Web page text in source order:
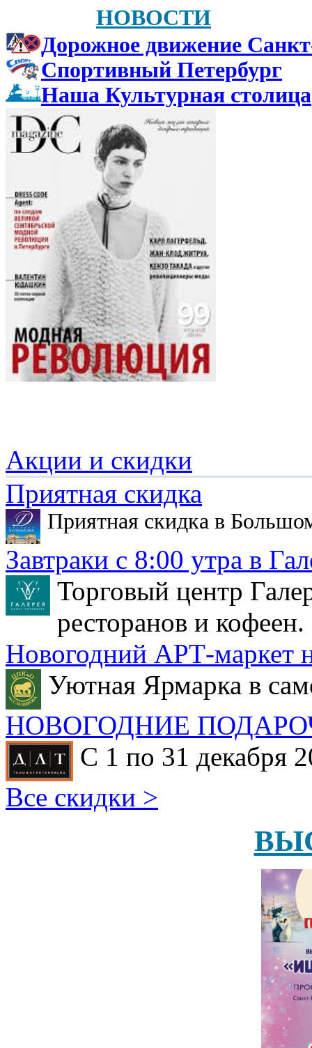
НОВОСТИ
Дорожное движение
Спортивный Петербург
Наша Культурная столица
Акции и скидки
Приятная скидка
Приятная скидка в
Завтраки с 8:00 утра в
Торговый центр
ресторанов и кофеен.
Новогодний АРТ-маркет
Уютная Ярмарка в
НОВОГОДНИЕ
С 1 по 31 декабря
Все скидки >